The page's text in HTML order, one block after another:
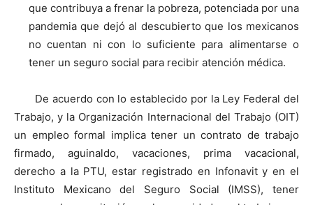
que contribuya a frenar la pobreza, potenciada por una
pandemia que dejó al descubierto que los mexicanos
no cuentan ni con lo suficiente para alimentarse o
tener un seguro social para recibir atención médica.
De acuerdo con lo establecido por la Ley Federal del
Trabajo, y la Organización Internacional del Trabajo (OIT)
un empleo formal implica tener un contrato de trabajo
firmado, aguinaldo, vacaciones, prima vacacional,
derecho a la PTU, estar registrado en Infonavit y en el
Instituto Mexicano del Seguro Social (IMSS), tener